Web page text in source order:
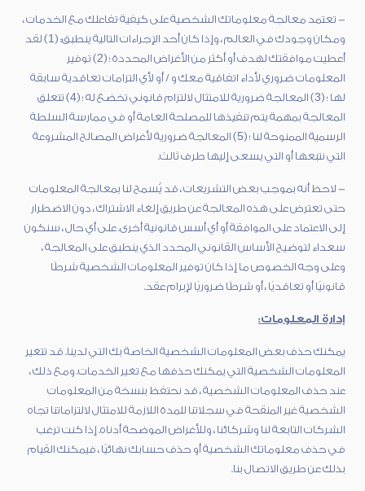
- تعتمد معالجة معلوماتك الشخصية على كيفية تفاعلك مع الخدمات ،
ومكان وجودك في العالم ، وإذا كان أحد الإجراءات التالية ينطبق: (1) لقد
أعطيت موافقتك لهدف أو أكثر من الأغراض المحددة ؛ (2) توفير
المعلومات ضروري لأداء اتفاقية معك و / أو لأي التزامات تعاقدية سابقة
لها ؛ (3) المعالجة ضرورية للامتثال لالتزام قانوني تخضع له ؛ (4) تتعلق
المعالجة بمهمة يتم تنفيذها للمصلحة العامة أو في ممارسة السلطة
الرسمية الممنوحة لنا ؛ (5) المعالجة ضرورية لأغراض المصالح المشروعة
التي نتبعها أو التي يسعى إليها طرف ثالث.
- لاحظ أنه بموجب بعض التشريعات ، قد يُسمح لنا بمعالجة المعلومات
حتى تعترض على هذه المعالجة عن طريق إلغاء الاشتراك ، دون الاضطرار
إلى الاعتماد على الموافقة أو أي أسس قانونية أخرى. على أي حال ، سنكون
سعداء لتوضيح الأساس القانوني المحدد الذي ينطبق على المعالجة ،
وعلى وجه الخصوص ما إذا كان توفير المعلومات الشخصية شرطًا
قانونيًا أو تعاقديًا ، أو شرطًا ضروريًا لإبرام عقد.
إدارة المعلومات:
يمكنك حذف بعض المعلومات الشخصية الخاصة بك التي لدينا. قد تتغير
المعلومات الشخصية التي يمكنك حذفها مع تغير الخدمات. ومع ذلك ،
عند حذف المعلومات الشخصية ، قد نحتفظ بنسخة من المعلومات
الشخصية غير المنقحة في سجلاتنا للمدة اللازمة للامتثال لالتزاماتنا تجاه
الشركات التابعة لنا وشركائنا ، وللأغراض الموضحة أدناه. إذا كنت ترغب
في حذف معلوماتك الشخصية أو حذف حسابك نهائيًا ، فيمكنك القيام
بذلك عن طريق الاتصال بنا.